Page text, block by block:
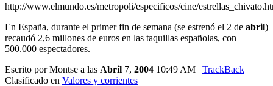
http://www.elmundo.es/metropoli/especificos/cine/
En España, durante el primer fin de semana (se estrenó el 2 de abril)
recaudó 2,6 millones de euros en las taquillas españolas, con
500.000 espectadores.
Escrito por Montse a las Abril 7, 2004 10:49 AM | TrackBack
Clasificado en Valores y corrientes